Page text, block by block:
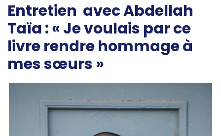
Entretien avec Abdellah
Taïa : « Je voulais par ce
livre rendre hommage à
mes sœurs »